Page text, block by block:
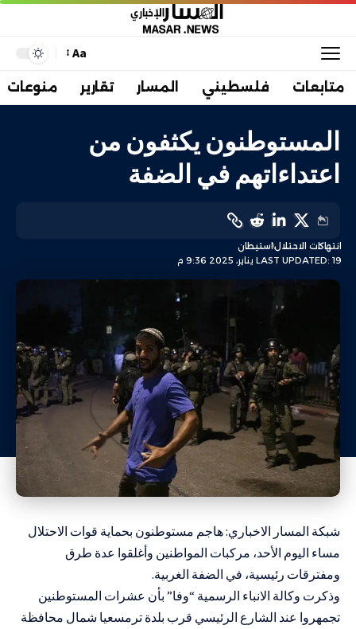
Aa
متابعات فلسطيني المسار تقارير منوعات
المستوطنون يكثفون من
اعتداءاتهم في الضفة
LAST UPDATED: 19 يناير، 2025 9:36 م
انتهاكات الاحتلالاستيطان
شبكة المسار الاخباري: هاجم مستوطنون بحماية قوات الاحتلال
مساء اليوم الأحد، مركبات المواطنين وأغلقوا عدة طرق
ومفترقات رئيسية، في الضفة الغربية.
وذكرت وكالة الانباء الرسمية “وفا” بأن عشرات المستوطنين
تجمهروا عند الشارع الرئيسي قرب بلدة ترمسعيا شمال محافظة